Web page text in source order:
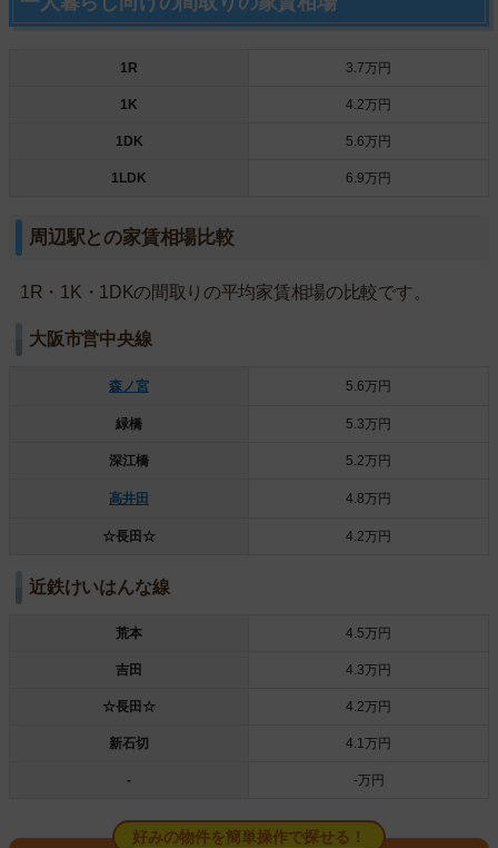
1R 3.7万円
1K 4.2万円
1DK 5.6万円
1LDK 6.9万円
周辺駅との家賃相場比較
1R・1K・1DKの間取りの平均家賃相場の比較です。
大阪市営中央線
森ノ宮 5.6万円
緑橋 5.3万円
深江橋 5.2万円
高井田 4.8万円
☆長田☆ 4.2万円
近鉄けいはんな線
荒本 4.5万円
吉田 4.3万円
☆長田☆ 4.2万円
新石切 4.1万円
‐ ‐万円
好みの物件を簡単操作で探せる！